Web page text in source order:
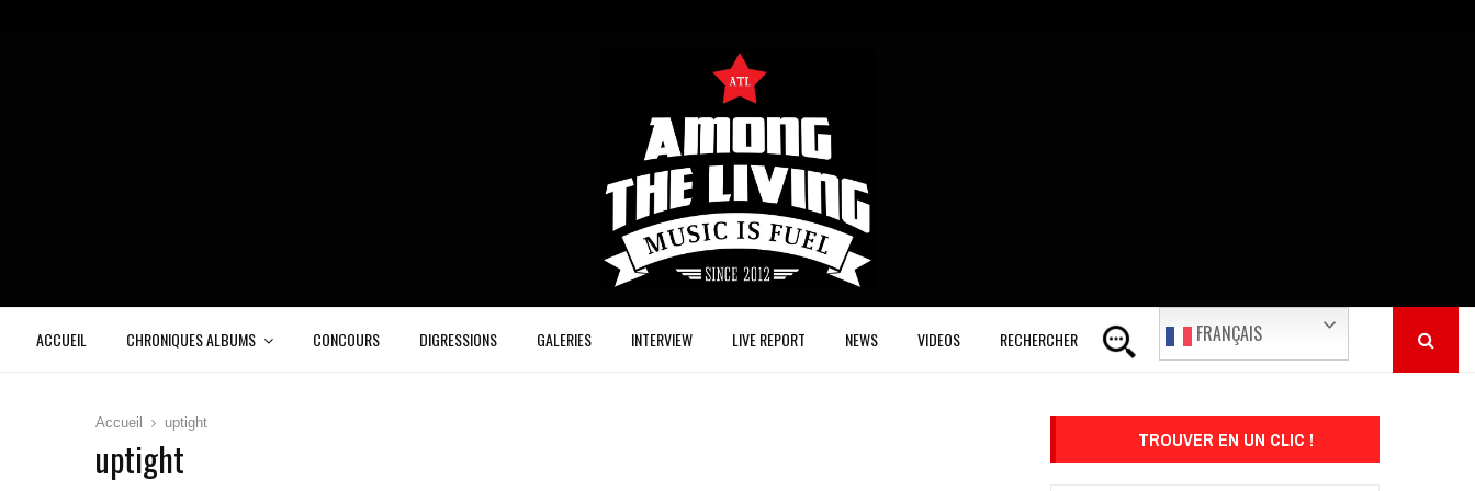
ACCUEIL CHRONIQUES ALBUMS CONCOURS DIGRESSIONS GALERIES INTERVIEW LIVE REPORT NEWS VIDEOS RECHERCHER FRANÇAIS
Accueil uptight
uptight TROUVER EN UN CLIC !